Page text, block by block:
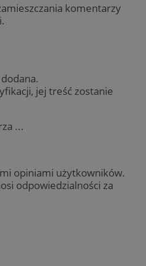
komentarzy
jej treść zostanie
...
opiniami użytkowników.
odpowiedzialności za